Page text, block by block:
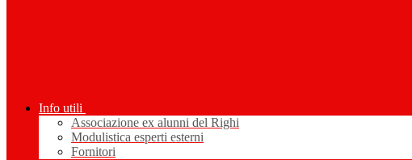
Info utili
Associazione ex alunni del Righi
Modulistica esperti esterni
Fornitori